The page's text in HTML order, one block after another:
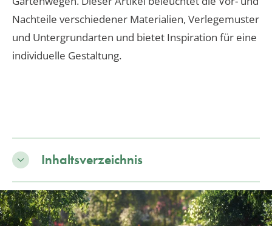
Nachteile verschiedener Materialien, Verlegemuster
und Untergrundarten und bietet Inspiration für eine
individuelle Gestaltung.
Inhaltsverzeichnis